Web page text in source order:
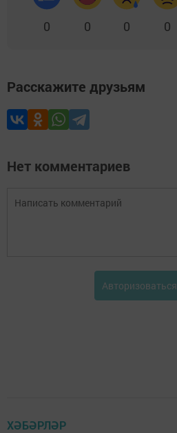
0 0 0 0
Расскажите друзьям
Нет комментариев
Авторизоваться
ХӘБӘРЛӘР